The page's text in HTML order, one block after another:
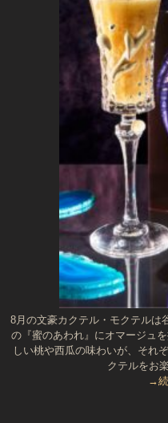
8月の文豪カクテル・モクテルは
の『蜜のあわれ』にオマージュ
しい桃や西瓜の味わいが、それ
クテルをお
→